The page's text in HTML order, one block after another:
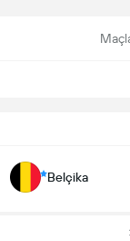
Belçika